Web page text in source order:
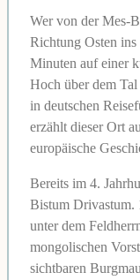
Wer von der Mes-
Richtung Osten
Minuten auf einer
Hoch über dem
in deutschen
erzählt dieser Ort
europäische
Bereits im 4.
Bistum Drivastum.
unter dem
mongolischen
sichtbaren